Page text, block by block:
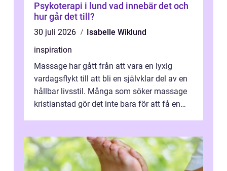
Psykoterapi i lund vad innebär det och
hur går det till?
30 juli 2026
Isabelle Wiklund
inspiration
Massage har gått från att vara en lyxig
vardagsflykt till att bli en självklar del av en
hållbar livsstil. Många som söker massage
kristianstad gör det inte bara för att få en